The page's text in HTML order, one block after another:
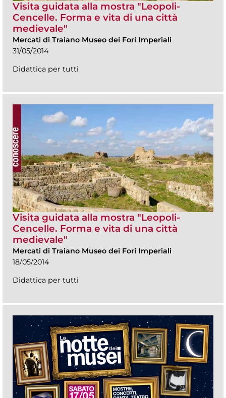
Visita guidata alla mostra "Leopoli-
Cencelle. Forma e vita di una città
medievale"
Mercati di Traiano Museo dei Fori Imperiali
31/05/2014
Didattica per tutti
Visita guidata alla mostra "Leopoli-
Cencelle. Forma e vita di una città
medievale"
Mercati di Traiano Museo dei Fori Imperiali
18/05/2014
Didattica per tutti